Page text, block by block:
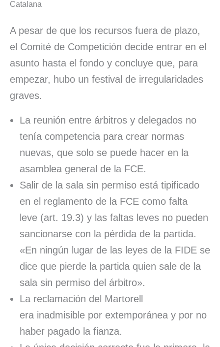
Catalana
A pesar de que los recursos fuera de plazo,
el Comité de Competición decide entrar en el
asunto hasta el fondo y concluye que, para
empezar, hubo un festival de irregularidades
graves.
La reunión entre árbitros y delegados no
tenía competencia para crear normas
nuevas, que solo se puede hacer en la
asamblea general de la FCE.
Salir de la sala sin permiso está tipificado
en el reglamento de la FCE como falta
leve (art. 19.3) y las faltas leves no pueden
sancionarse con la pérdida de la partida.
«En ningún lugar de las leyes de la FIDE se
dice que pierde la partida quien sale de la
sala sin permiso del árbitro».
La reclamación del Martorell
era inadmisible por extemporánea y por no
haber pagado la fianza.